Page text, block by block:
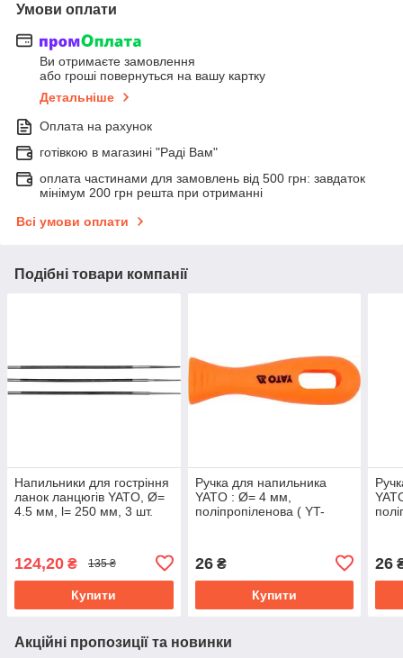
Умови оплати
Ви отримаєте замовлення
або гроші повернуться на вашу картку
Детальніше
Оплата на рахунок
готівкою в магазині "Раді Вам"
оплата частинами для замовлень від 500 грн: завдаток
мінімум 200 грн решта при отриманні
Всі умови оплати
Подібні товари компанії
Напильники для гостріння
ланок ланцюгів YATO, Ø=
4.5 мм, l= 250 мм, 3 шт.
124,20 ₴ 135 ₴
Купити
Ручка для напильника
YATO : Ø= 4 мм,
поліпропіленова ( YT-
26₴
Купити
26
Акційні пропозиції та новинки